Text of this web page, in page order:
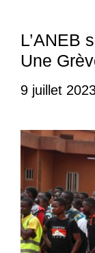
L’ANEB
Une
9 juillet